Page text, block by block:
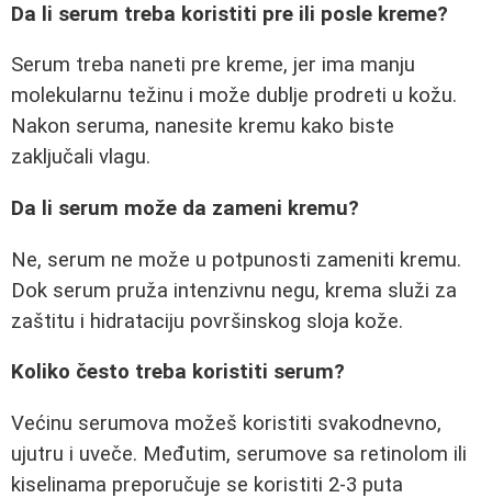
Da li serum treba koristiti pre ili posle kreme?
Serum treba naneti pre kreme, jer ima manju
molekularnu težinu i može dublje prodreti u kožu.
Nakon seruma, nanesite kremu kako biste
zaključali vlagu.
Da li serum može da zameni kremu?
Ne, serum ne može u potpunosti zameniti kremu.
Dok serum pruža intenzivnu negu, krema služi za
zaštitu i hidrataciju površinskog sloja kože.
Koliko često treba koristiti serum?
Većinu serumova možeš koristiti svakodnevno,
ujutru i uveče. Međutim, serumove sa retinolom ili
kiselinama preporučuje se koristiti 2-3 puta